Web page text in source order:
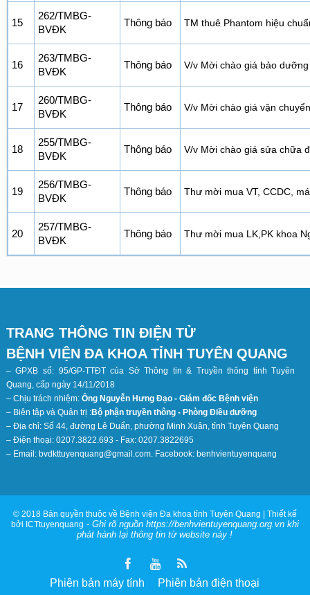
15
262/TMBG-
BVĐK
Thông báo TM thuê Phantom hiệu
16
263/TMBG-
BVĐK
Thông báo V/v Mời chào giá bảo
17
260/TMBG-
BVĐK
Thông báo V/v Mời chào giá vận
18
255/TMBG-
BVĐK
Thông báo V/v Mời chào giá sửa chữa
19
256/TMBG-
BVĐK
Thông báo Thư mời mua VT, CCDC,
20
257/TMBG-
BVĐK
Thông báo Thư mời mua LK,PK khoa
TRANG THÔNG TIN ĐIỆN TỬ
BỆNH VIỆN ĐA KHOA TỈNH TUYÊN QUANG
– GPXB số: 95/GP-TTĐT của Sở Thông tin & Truyền thông tỉnh Tuyên
Quang, cấp ngày 14/11/2018
– Chịu trách nhiệm: Ông Nguyễn Hưng Đạo - Giám đốc Bệnh viện
– Biên tập và Quản trị :Bộ phận truyền thông - Phòng Điều dưỡng
– Địa chỉ: Số 44, đường Lê Duẩn, phường Minh Xuân, tỉnh Tuyên Quang
– Điện thoại: 0207.3822.693 - Fax: 0207.3822695
– Email: bvdkttuyenquang@gmail.com. Facebook: benhvientuyenquang
© 2018 Bản quyền thuộc về Bệnh viện Đa khoa tỉnh Tuyên Quang | Thiết kế
bởi ICTtuyenquang - Ghi rõ nguồn https://benhvientuyenquang.org.vn khi
phát hành lại thông tin từ website này !
Phiên bản máy tính Phiên bản điện thoại